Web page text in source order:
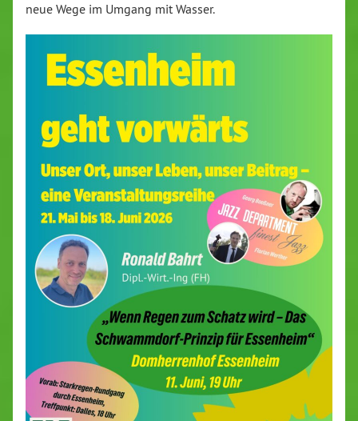
neue Wege im Umgang mit Wasser.